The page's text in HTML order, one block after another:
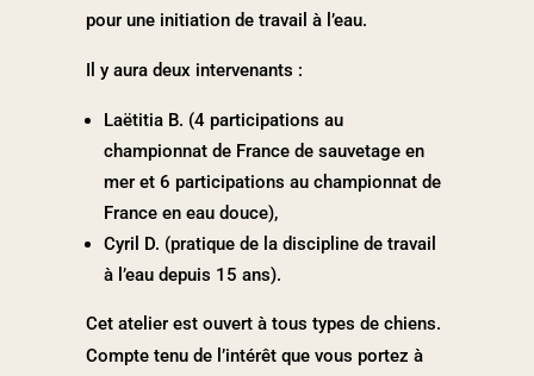
pour une initiation de travail à l’eau.
Il y aura deux intervenants :
Laëtitia B. (4 participations au
championnat de France de sauvetage en
mer et 6 participations au championnat de
France en eau douce),
Cyril D. (pratique de la discipline de travail
à l’eau depuis 15 ans).
Cet atelier est ouvert à tous types de chiens.
Compte tenu de l’intérêt que vous portez à